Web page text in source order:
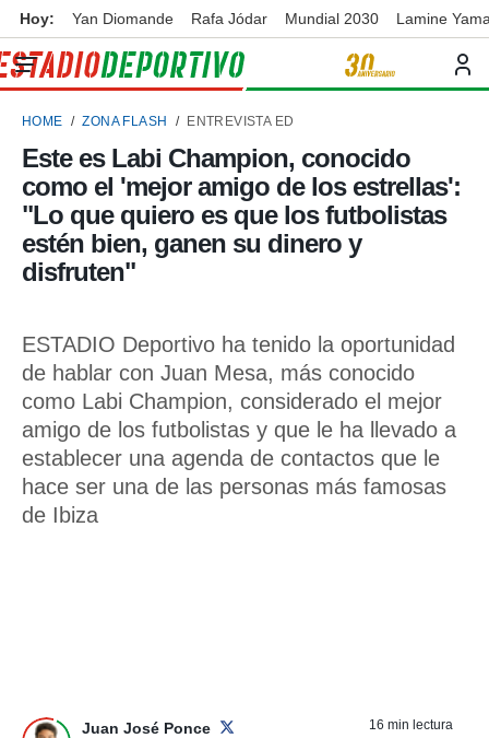
de
por
para
la
se
calidad.
a este
las
y
forma
digital
basada
permite
todas
ACEPTAR
Hoy: Yan Diomande Rafa Jódar Mundial 2030 Lamine
HOME ZONA FLASH ENTREVISTA ED
Este es Labi Champion, conocido
como el 'mejor amigo de los estrellas':
"Lo que quiero es que los futbolistas
estén bien, ganen su dinero y
disfruten"
ESTADIO Deportivo ha tenido la oportunidad
de hablar con Juan Mesa, más conocido
como Labi Champion, considerado el mejor
amigo de los futbolistas y que le ha llevado a
establecer una agenda de contactos que le
hace ser una de las personas más famosas
de Ibiza
Juan José Ponce
16 min lectura